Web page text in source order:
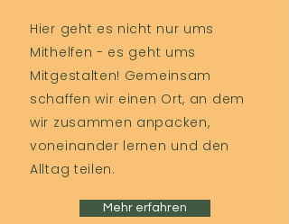
​Hier geht es nicht nur ums
Mithelfen - es geht ums
Mitgestalten! Gemeinsam
schaffen wir einen Ort, an dem
wir zusammen anpacken,
voneinander lernen und den
Alltag teilen.
Mehr erfahren